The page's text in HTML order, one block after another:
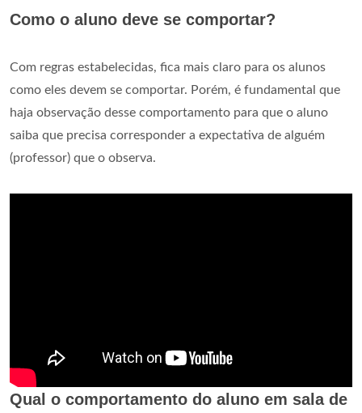
Como o aluno deve se comportar?
Com regras estabelecidas, fica mais claro para os alunos
como eles devem se comportar. Porém, é fundamental que
haja observação desse comportamento para que o aluno
saiba que precisa corresponder a expectativa de alguém
(professor) que o observa.
Qual o comportamento do aluno em sala de